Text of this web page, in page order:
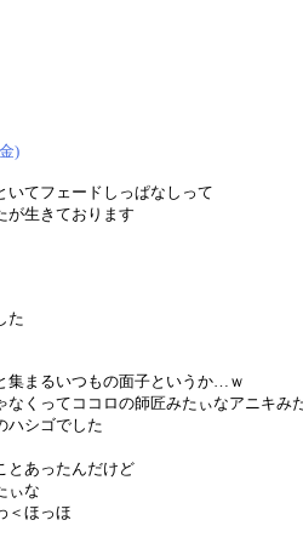
)
いてフェードしっぱなしって
が生きております
た
集まるいつもの面子というか…ｗ
なくってココロの師匠みたぃなアニキみ
ハシゴでした
とあったんだけど
ぃな
＜ほっほ